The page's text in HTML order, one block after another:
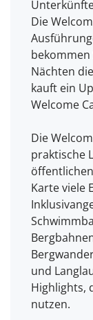
Die
bekommen
Nächten
kauft ein
Welcome
Die
praktische
Karte viele
und
Highlights,
nutzen.